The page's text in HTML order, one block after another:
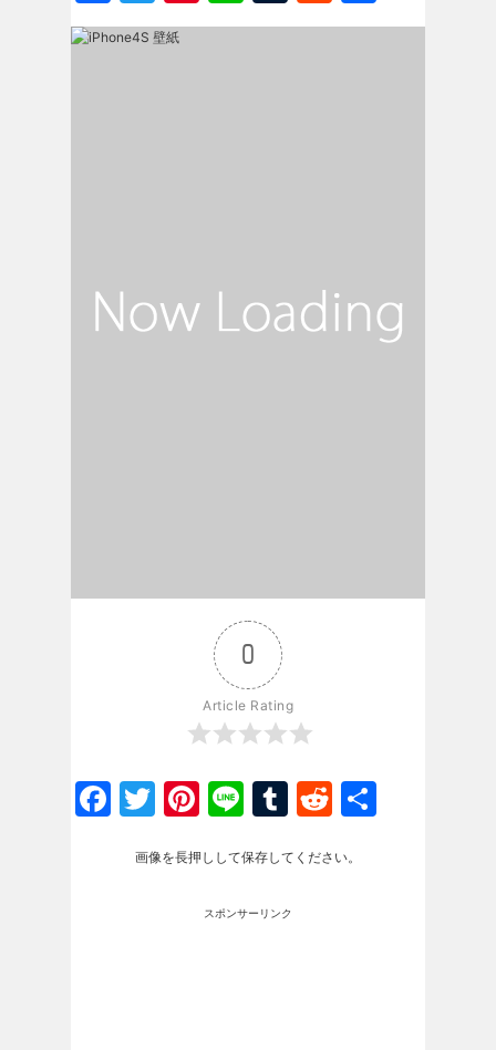
有
0
Article Rating
Facebook
Twitter
Pinterest
LineTumblr
Reddit
画像を長押しして保存してください。
スポンサーリンク